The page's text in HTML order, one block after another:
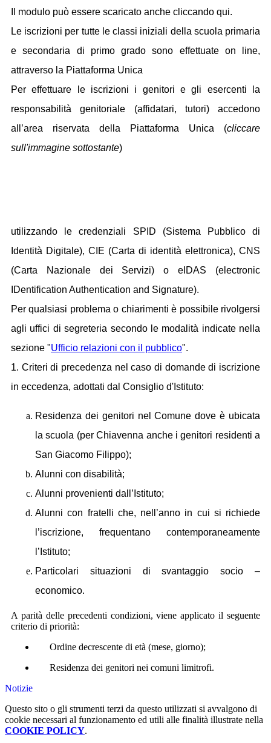
Il modulo può essere scaricato anche cliccando qui.
Le iscrizioni per tutte le classi iniziali della scuola primaria
e secondaria di primo gradosono effettuate on line,
attraverso la Piattaforma Unica
Per effettuare le iscrizioni i genitori e gli esercenti la
responsabilità genitoriale (affidatari, tutori) accedono
all’area riservata della Piattaforma Unica (cliccare
sull'immagine sottostante)
utilizzando le credenziali SPID (Sistema Pubblico di
Identità Digitale), CIE (Carta di identità elettronica), CNS
(Carta Nazionale dei Servizi) o eIDAS (electronic
IDentification Authentication and Signature).
Per qualsiasi problema o chiarimenti è possibile rivolgersi
agli uffici di segreteria secondo le modalità indicate nella
sezione "Ufficio relazioni con il pubblico".
1. Criteri di precedenza nel caso di domande di iscrizione
in eccedenza, adottati dal Consiglio d'Istituto:
Residenza dei genitori nel Comune dove è ubicata
la scuola (per Chiavenna anche i genitori residenti a
San Giacomo Filippo);
Alunni con disabilità;
Alunni provenienti dall’Istituto;
Alunni con fratelli che, nell’anno in cui si richiede
l’iscrizione, frequentano contemporaneamente
l’Istituto;
Particolari situazioni di svantaggio socio –
economico.
A parità delle precedenti condizioni, viene applicato il seguente
criterio di priorità:
Ordine decrescente di età (mese, giorno);
Residenza dei genitori nei comuni limitrofi.
Notizie
Questo sito o gli strumenti terzi da questo utilizzati si avvalgono di
cookie necessari al funzionamento ed utili alle finalità illustrate nella
COOKIE POLICY.